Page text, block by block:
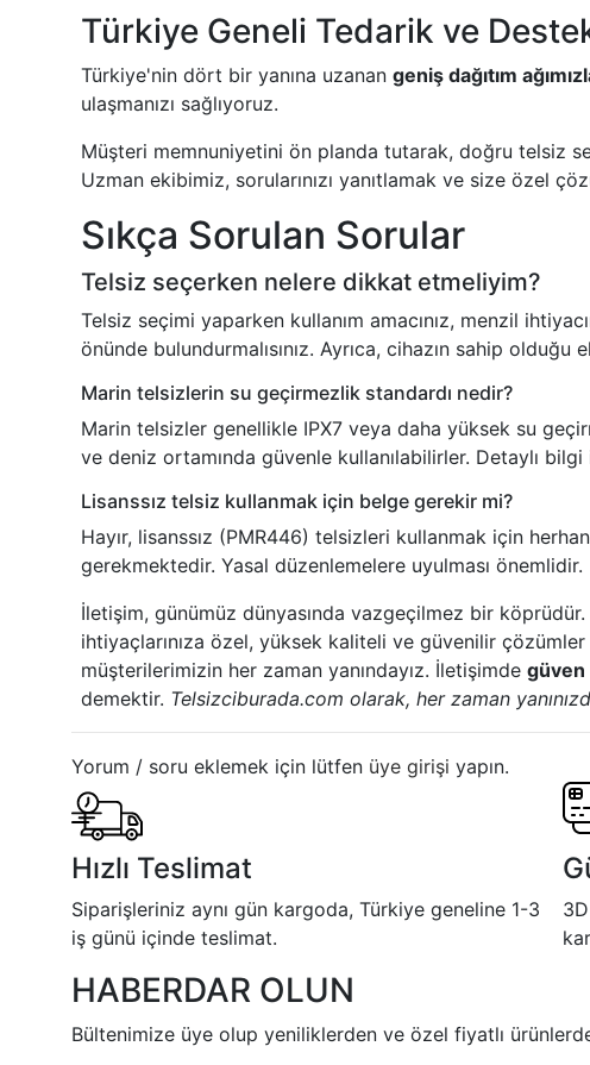
Türkiye Geneli Tedarik ve
Türkiye'nin dört bir yanına uzanan geniş dağıtım
ulaşmanızı sağlıyoruz.
Müşteri memnuniyetini ön planda tutarak, doğru telsiz
Uzman ekibimiz, sorularınızı yanıtlamak ve size özel
Sıkça Sorulan Sorular
Telsiz seçerken nelere dikkat etmeliyim?
Telsiz seçimi yaparken kullanım amacınız, menzil
önünde bulundurmalısınız. Ayrıca, cihazın sahip
Marin telsizlerin su geçirmezlik standardı nedir?
Marin telsizler genellikle IPX7 veya daha yüksek su
ve deniz ortamında güvenle kullanılabilirler. Detaylı
Lisanssız telsiz kullanmak için belge gerekir mi?
Hayır, lisanssız (PMR446) telsizleri kullanmak için
gerekmektedir. Yasal düzenlemelere uyulması önemlidir.
İletişim, günümüz dünyasında vazgeçilmez bir
ihtiyaçlarınıza özel, yüksek kaliteli ve güvenilir
müşterilerimizin her zaman yanındayız. İletişimde güven
demektir. Telsizciburada.com olarak, her zaman
Yorum / soru eklemek için lütfen üye girişi yapın.
Hızlı Teslimat
Siparişleriniz aynı gün kargoda, Türkiye geneline 1-3
iş günü içinde teslimat.
HABERDAR OLUN
Bültenimize üye olup yeniliklerden ve özel fiyatlı